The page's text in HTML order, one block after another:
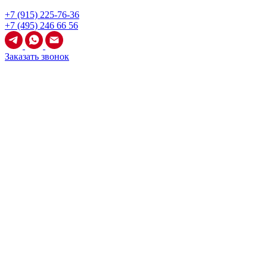
+7 (915) 225-76-36
+7 (495) 246 66 56
Заказать звонок